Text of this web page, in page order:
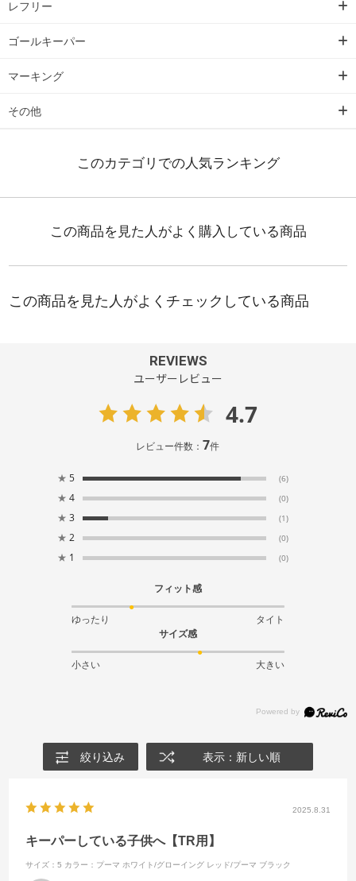
レフリー
ゴールキーパー
マーキング
その他
REVIEWS
ユーザーレビュー
4.7
レビュー件数：7件
★ 5 (6)
★ 4 (0)
★ 3 (1)
★ 2 (0)
★ 1 (0)
フィット感
ゆったり
タイト
サイズ感
小さい 大きい
絞り込み 表示：新しい順
2025.8.31
キーパーしている子供へ【TR用】
サイズ：5 カラー：プーマ ホワイト/グローイング レッド/プーマ ブラック